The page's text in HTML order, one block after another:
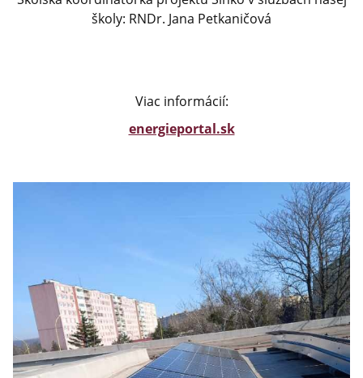
školy: RNDr. Jana Petkaničová
Viac informácií:
energieportal.sk